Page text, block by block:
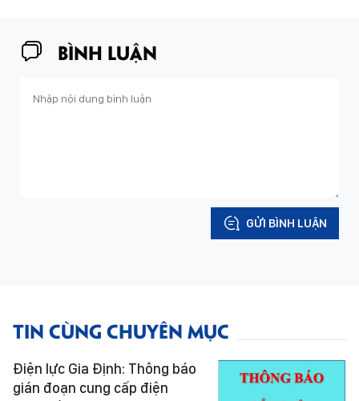
BÌNH LUẬN
GỬI BÌNH LUẬN
TIN CÙNG CHUYÊN MỤC
Điện lực Gia Định: Thông báo
gián đoạn cung cấp điện